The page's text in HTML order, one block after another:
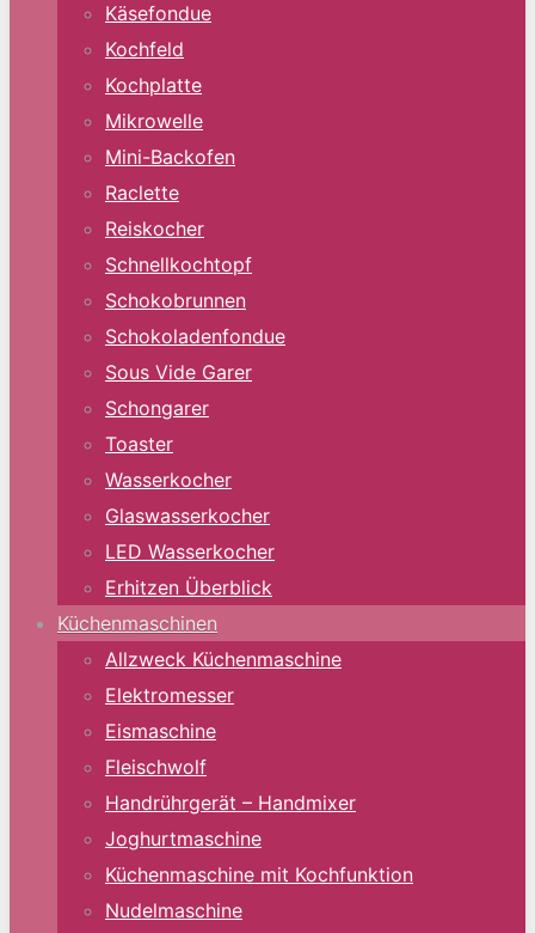
Käsefondue
Kochfeld
Kochplatte
Mikrowelle
Mini-Backofen
Raclette
Reiskocher
Schnellkochtopf
Schokobrunnen
Schokoladenfondue
Sous Vide Garer
Schongarer
Toaster
Wasserkocher
Glaswasserkocher
LED Wasserkocher
Erhitzen Überblick
Küchenmaschinen
Allzweck Küchenmaschine
Elektromesser
Eismaschine
Fleischwolf
Handrührgerät – Handmixer
Joghurtmaschine
Küchenmaschine mit Kochfunktion
Nudelmaschine